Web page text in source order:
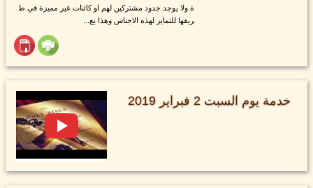
ة ولا يوجد جدود مشتركين لهم او كائنات غير مميزة في ط
ريقها للتمايز لهذه الاجناس وهذا يع...
خدمة يوم السبت 2 فبراير 2019